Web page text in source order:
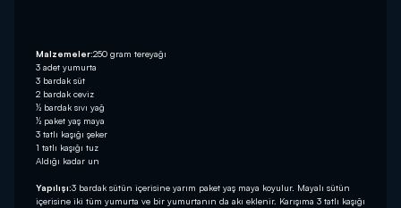
Malzemeler:250 gram tereyağı
3 adet yumurta
3 bardak süt
2 bardak ceviz
½ bardak sıvı yağ
½ paket yaş maya
3 tatlı kaşığı şeker
1 tatlı kaşığı tuz
Aldığı kadar un
Yapılışı:3 bardak sütün içerisine yarım paket yaş maya koyulur. Mayalı sütün
içerisine iki tüm yumurta ve bir yumurtanın da akı eklenir. Karışıma 3 tatlı kaşığı